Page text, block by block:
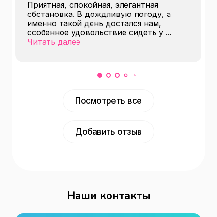
Приятная, спокойная, элегантная
обстановка. В дождливую погоду, а
именно такой день достался нам,
особенное удовольствие сидеть у ...
Читать далее
Посмотреть все
Добавить отзыв
Наши контакты